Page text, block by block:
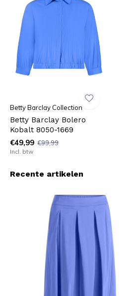
Betty Barclay Collection
Betty Barclay Bolero
Kobalt 8050-1669
€49,99 €99,99
Incl. btw
Recente artikelen